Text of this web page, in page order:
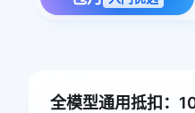
全模型通用抵扣：